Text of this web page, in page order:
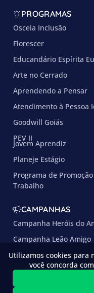
PROGRAMAS
Osceia Inclusão
Florescer
Educandário Espírita
Arte no Cerrado
Aprendendo a Pensar
Atendimento à Pessoa
Goodwill Goiás
PEV II
Jovem Aprendiz
Planeje Estágio
Programa de
Trabalho
CAMPANHAS
Campanha Heróis do
Campanha Leão Amigo
© Copyright 2025 –
Todos os direitos
Utilizamos cookies para
você concorda